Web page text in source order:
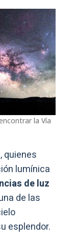
la Vía
quienes
lumínica
de luz
de las
esplendor.